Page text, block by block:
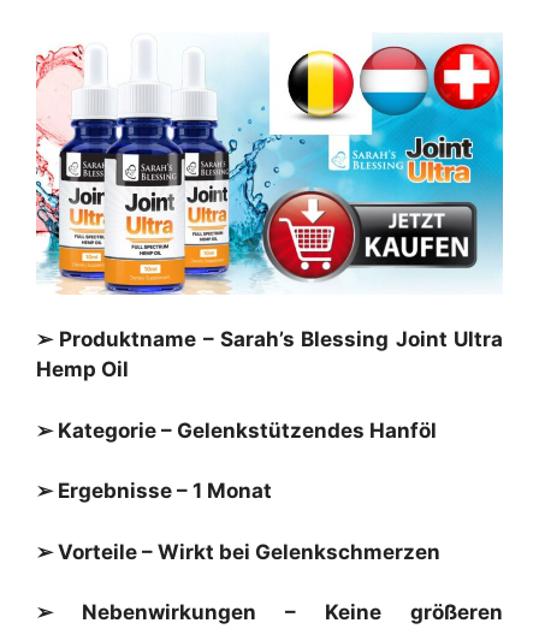
➢ Produktname – Sarah’s Blessing Joint Ultra
Hemp Oil
➢ Kategorie – Gelenkstützendes Hanföl
➢ Ergebnisse – 1 Monat
➢ Vorteile – Wirkt bei Gelenkschmerzen
➢ Nebenwirkungen – Keine größeren